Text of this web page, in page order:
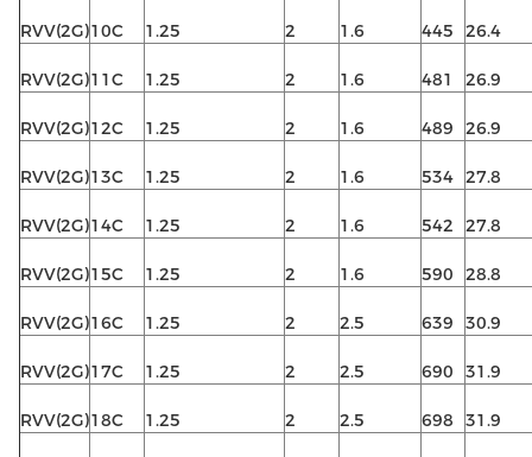
RVV(2G)10C 1.25 2 1.6 445 26.4
RVV(2G)11C 1.25 2 1.6 481 26.9
RVV(2G)12C 1.25 2 1.6 489 26.9
RVV(2G)13C 1.25 2 1.6 534 27.8
RVV(2G)14C 1.25 2 1.6 542 27.8
RVV(2G)15C 1.25 2 1.6 590 28.8
RVV(2G)16C 1.25 2 2.5 639 30.9
RVV(2G)17C 1.25 2 2.5 690 31.9
RVV(2G)18C 1.25 2 2.5 698 31.9